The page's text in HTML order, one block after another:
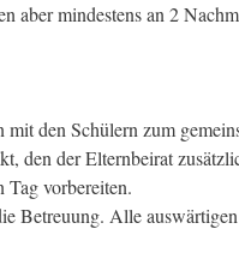
mindestens an 2
den Schülern zum
den der Elternbeirat
Tag vorbereiten.
Betreuung. Alle